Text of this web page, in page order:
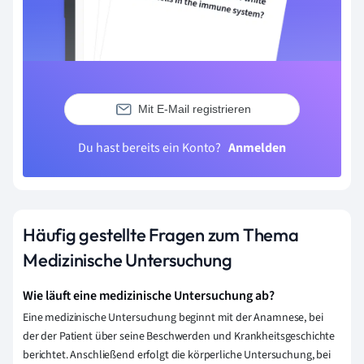
Mit E-Mail registrieren
Du hast bereits ein Konto? Anmelden
Häufig gestellte Fragen zum Thema
Medizinische Untersuchung
Wie läuft eine medizinische Untersuchung ab?
Eine medizinische Untersuchung beginnt mit der Anamnese, bei
der der Patient über seine Beschwerden und Krankheitsgeschichte
berichtet. Anschließend erfolgt die körperliche Untersuchung, bei